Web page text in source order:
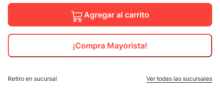
Agregar al carrito
¡Compra Mayorista!
Retiro en sucursal Ver todas las sucursales